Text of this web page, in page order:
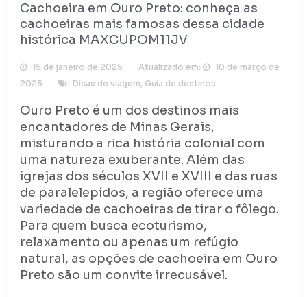
Cachoeira em Ouro Preto: conheça as
cachoeiras mais famosas dessa cidade
histórica MAXCUPOM11JV
15 de janeiro de 2025 Atualizado em:
10 de março de
2025
Dicas de viagem, Guia de destinos
Ouro Preto é um dos destinos mais
encantadores de Minas Gerais,
misturando a rica história colonial com
uma natureza exuberante. Além das
igrejas dos séculos XVII e XVIII e das ruas
de paralelepídos, a região oferece uma
variedade de cachoeiras de tirar o fôlego.
Para quem busca ecoturismo,
relaxamento ou apenas um refúgio
natural, as opções de cachoeira em Ouro
Preto são um convite irrecusável.